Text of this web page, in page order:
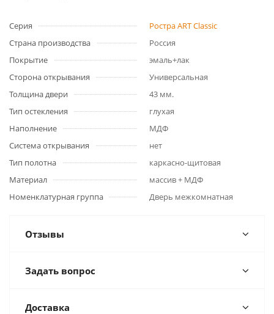
Серия
Ростра ART Classic
Страна производства
Россия
Покрытие
эмаль+лак
Сторона открывания
Универсальная
Толщина двери
43 мм.
Тип остекления
глухая
Наполнение
МДФ
Система открывания
нет
Тип полотна
каркасно-щитовая
Материал
массив + МДФ
Номенклатурная группа
Дверь межкомнатная
Отзывы
Задать вопрос
Доставка